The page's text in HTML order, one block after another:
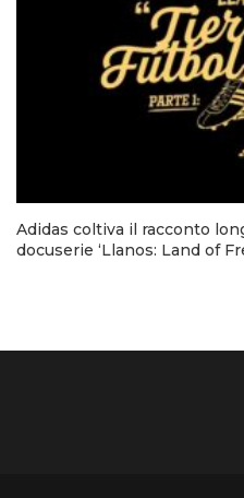
Adidas coltiva il racconto
docuserie ‘Llanos: Land of